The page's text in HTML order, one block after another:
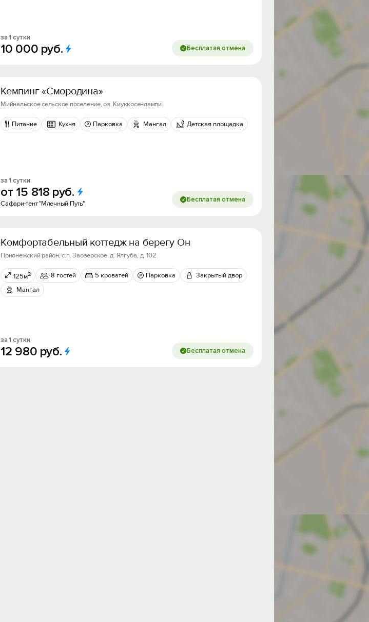
за 1 сутки
10 000 руб. Бесплатая отмена
Кемпинг «Смородина»
Мийнальское сельское поселение, оз. Киуккосенлампи
Питание Кухня Парковка Мангал Детская площадка
за 1 сутки
от 15 818 руб.
Сафари-тент "Млечный Путь" Бесплатая отмена
Кoмфортабельный коттедж на бeрегу Онежскoго озepa
Прионежский район, с.п. Заозерское, д. Ялгуба, д. 102
125м2 8 гостей 5 кроватей Парковка
Закрытый двор
Мангал
за 1 сутки
12 980 руб. Бесплатая отмена